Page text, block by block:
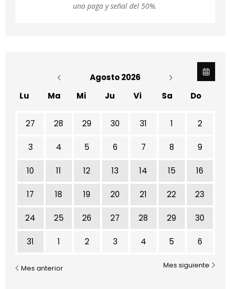
una paga y señal del 50%.
Agosto 2026
Lu
Ma Mi Ju Vi Sa Do
No hay ninguna actividad este mes
27 28 29 30 31 1 2
3 4 5 6 7 8 9
10 11 12 13 14 15 16
17 18 19 20 21 22 23
24 25 26 27 28 29 30
31 1 2 3 4 5 6
Mes anterior Mes siguiente